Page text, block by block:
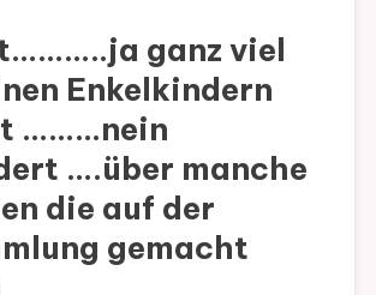
ganz viel
Enkelkindern
………nein
….über manche
die auf der
gemacht